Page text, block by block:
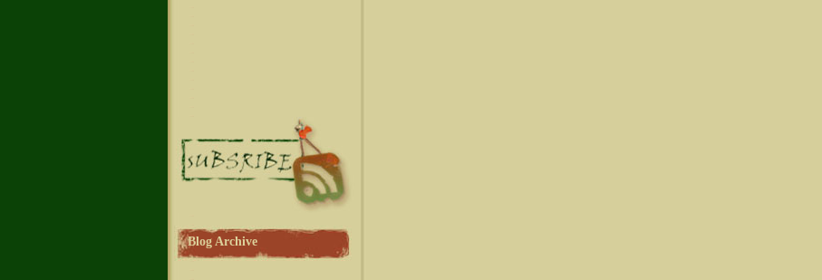
Blog Archive